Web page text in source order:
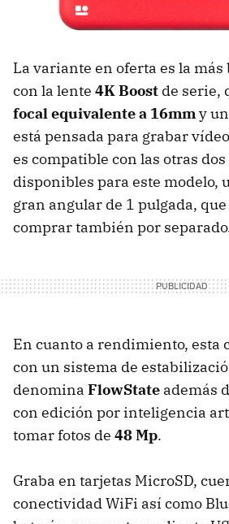
La variante en oferta es la más
con la lente 4K Boost de serie,
focal equivalente a 16mmy
está pensada para grabar
es compatible con las otras
disponibles para este modelo,
gran angular de 1 pulgada,
comprar también por
En cuanto a rendimiento, esta
con un sistema de
denomina FlowState además
con edición por inteligencia
tomar fotos de 48 Mp.
Graba en tarjetas MicroSD,
conectividad WiFi así como